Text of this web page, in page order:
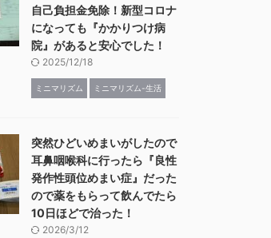
自己負担金免除！新型コロナ
になっても『かかりつけ病
院』があると安心でした！
2025/12/18
ミニマリズム ミニマリズム-生活
突然ひどいめまいがしたので
耳鼻咽喉科に行ったら『良性
発作性頭位めまい症』だった
ので薬をもらって飲んでたら
10日ほどで治った！
2026/3/12